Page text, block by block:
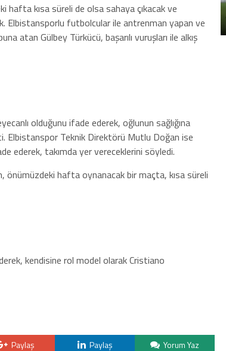
hafta kısa süreli de olsa sahaya çıkacak ve
Elbistansporlu futbolcular ile antrenman yapan ve
atan Gülbey Türkücü, başarılı vuruşları ile alkış
olduğunu ifade ederek, oğlunun sağlığına
Elbistanspor Teknik Direktörü Mutlu Doğan ise
ederek, takımda yer vereceklerini söyledi.
önümüzdeki hafta oynanacak bir maçta, kısa süreli
kendisine rol model olarak Cristiano
Paylaş Paylaş Yorum Yaz